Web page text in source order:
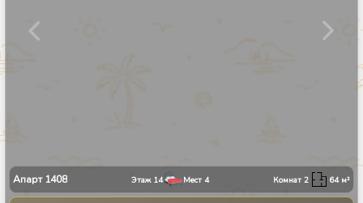
Апарт 1408 Этаж 14 Мест 4 Комнат2 64м²